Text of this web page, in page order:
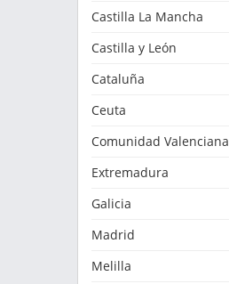
Castilla La Mancha
Castilla y León
Cataluña
Ceuta
Comunidad Valenciana
Extremadura
Galicia
Madrid
Melilla